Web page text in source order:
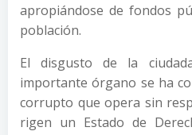
apropiándose de fondos
población.
El disgusto de la
importante órgano se ha
corrupto que opera sin
rigen un Estado de